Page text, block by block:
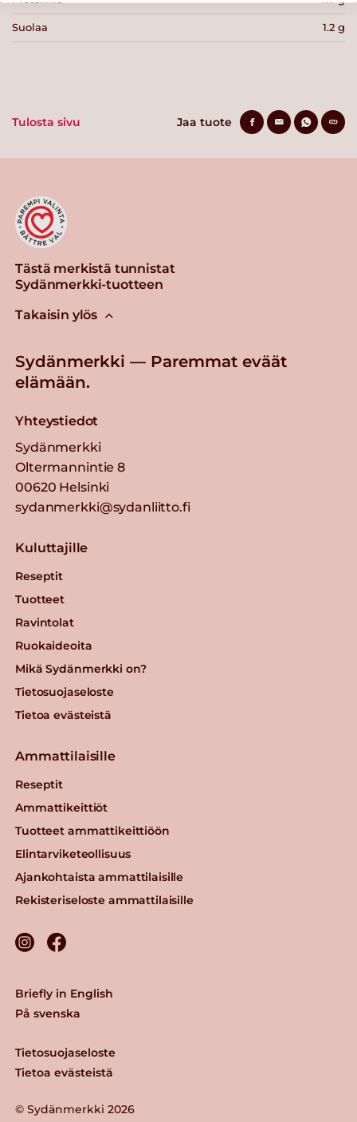
Suolaa 1.2 g
Tulosta sivu Jaa tuote
Tästä merkistä tunnistat
Sydänmerkki-tuotteen
Takaisin ylös
Sydänmerkki — Paremmat eväät
elämään.
Yhteystiedot
Sydänmerkki
Oltermannintie 8
00620 Helsinki
sydanmerkki@sydanliitto.fi
Kuluttajille
Reseptit
Tuotteet
Ravintolat
Ruokaideoita
Mikä Sydänmerkki on?
Tietosuojaseloste
Tietoa evästeistä
Ammattilaisille
Reseptit
Ammattikeittiöt
Tuotteet ammattikeittiöön
Elintarviketeollisuus
Ajankohtaista ammattilaisille
Rekisteriseloste ammattilaisille
© Sydänmerkki 2026
Tietosuojaseloste
Tietoa evästeistä
Briefly in English
På svenska